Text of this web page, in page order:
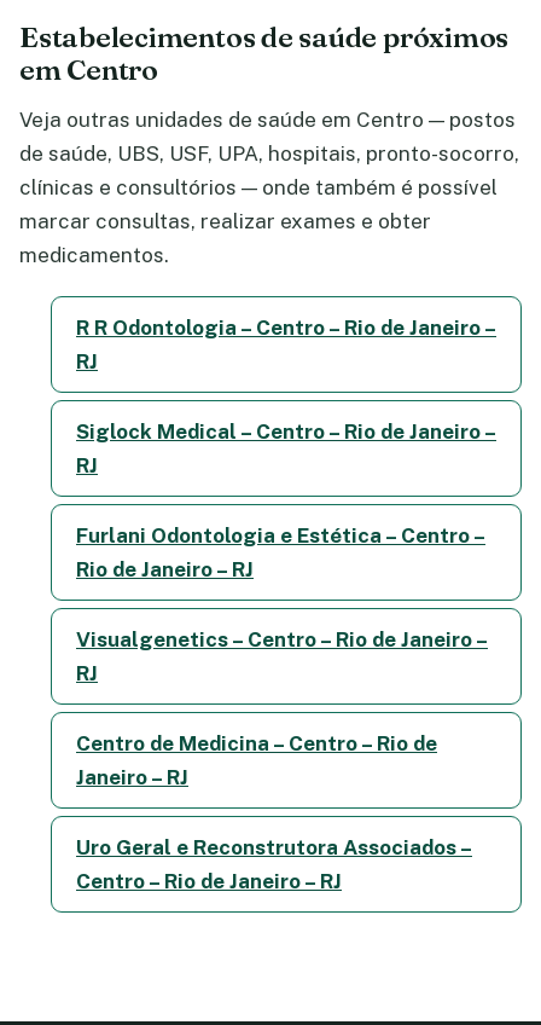
Estabelecimentos de saúde próximos
em Centro
Veja outras unidades de saúde em Centro — postos
de saúde, UBS, USF, UPA, hospitais, pronto-socorro,
clínicas e consultórios — onde também é possível
marcar consultas, realizar exames e obter
medicamentos.
R R Odontologia – Centro – Rio de Janeiro –
RJ
Siglock Medical – Centro – Rio de Janeiro –
RJ
Furlani Odontologia e Estética – Centro –
Rio de Janeiro – RJ
Visualgenetics – Centro – Rio de Janeiro –
RJ
Centro de Medicina – Centro – Rio de
Janeiro – RJ
Uro Geral e Reconstrutora Associados –
Centro – Rio de Janeiro – RJ